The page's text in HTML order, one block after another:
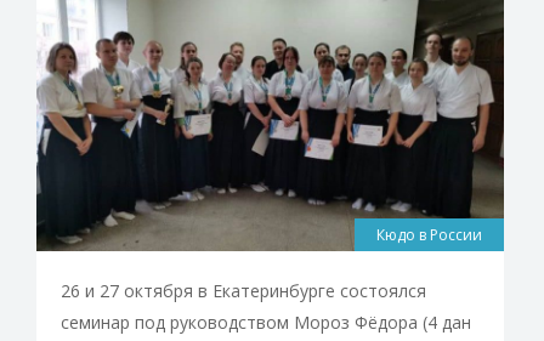
Кюдо в России
26 и 27 октября в Екатеринбурге состоялся
семинар под руководством Мороз Фёдора (4 дан